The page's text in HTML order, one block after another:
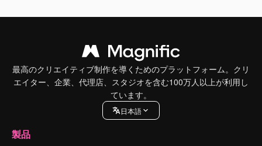
最高のクリエイティブ制作を導くためのプラットフォーム。クリ
エイター、企業、代理店、スタジオを含む100万人以上が利用し
ています。
日本語
製品